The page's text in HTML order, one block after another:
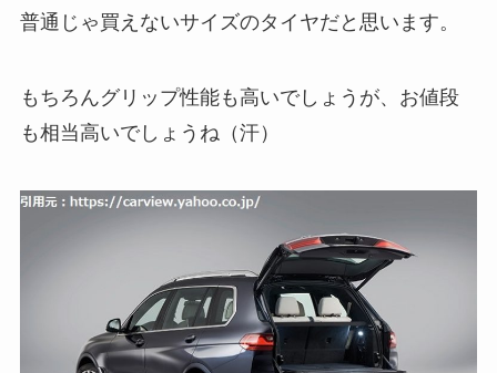
普通じゃ買えないサイズのタイヤだと思います。
もちろんグリップ性能も高いでしょうが、お値段
も相当高いでしょうね（汗）